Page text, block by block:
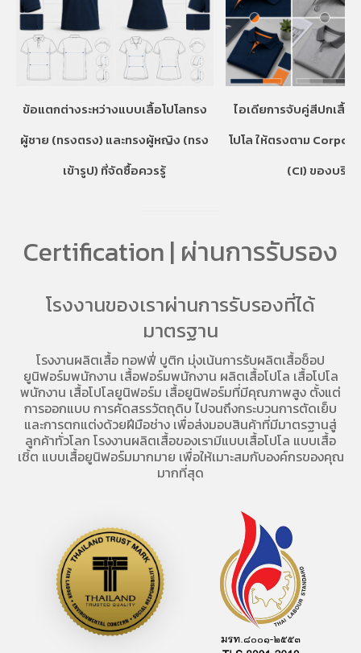
ข้อแตกต่างระหว่างแบบเสื้อโปโลทรง
ผู้ชาย (ทรงตรง) และทรงผู้หญิง (ทรง
เข้ารูป) ที่จัดซื้อควรรู้
ไอเดียการจับคู่สีปกเสื้อ
โปโล ให้ตรงตาม
(CI) ของบริษัท
Certification | ผ่านการรับรอง
โรงงานของเราผ่านการรับรองที่ได้
มาตรฐาน
โรงงานผลิตเสื้อ ทอฟฟี่ บูติก มุ่งเน้นการรับผลิตเสื้อช็อป
ยูนิฟอร์มพนักงาน เสื้อฟอร์มพนักงาน ผลิตเสื้อโปโล เสื้อโปโล
พนักงาน เสื้อโปโลยูนิฟอร์ม เสื้อยูนิฟอร์มที่มีคุณภาพสูง ตั้งแต่
การออกแบบ การคัดสรรวัตถุดิบ ไปจนถึงกระบวนการตัดเย็บ
และการตกแต่งด้วยฝีมือช่าง เพื่อส่งมอบสินค้าที่มีมาตรฐานสู่
ลูกค้าทั่วโลก โรงงานผลิตเสื้อของเรามีแบบเสื้อโปโล แบบเสื้อ
เชิ้ต แบบเสื้อยูนิฟอร์มมากมาย เพื่อให้เมาะสมกับองค์กรของคุณ
มากที่สุด